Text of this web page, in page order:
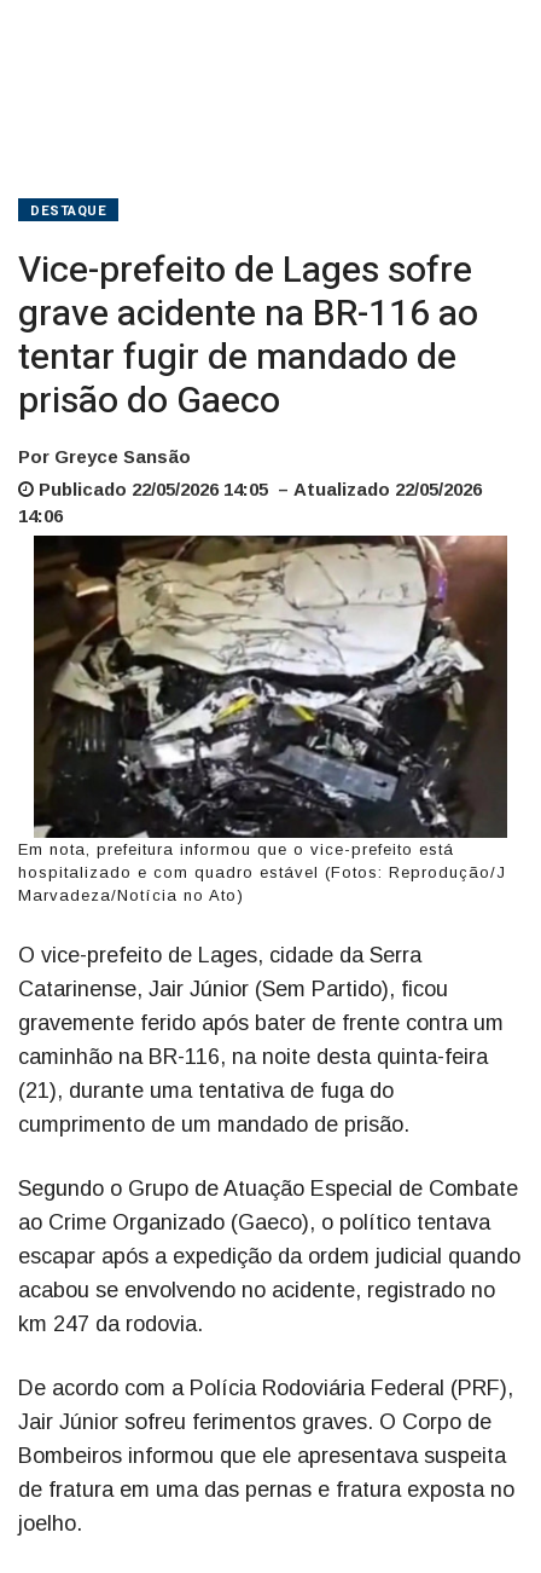
mandado
de
prisão
do
Gaeco
DESTAQUE
Vice-prefeito de Lages sofre
grave acidente na BR-116 ao
tentar fugir de mandado de
prisão do Gaeco
Por Greyce Sansão
Publicado 22/05/2026 14:05 – Atualizado 22/05/2026
14:06
Em nota, prefeitura informou que o vice-prefeito está
hospitalizado e com quadro estável (Fotos: Reprodução/J
Marvadeza/Notícia no Ato)
O vice-prefeito de Lages, cidade da Serra
Catarinense, Jair Júnior (Sem Partido), ficou
gravemente ferido após bater de frente contra um
caminhão na BR-116, na noite desta quinta-feira
(21), durante uma tentativa de fuga do
cumprimento de um mandado de prisão.
Segundo o Grupo de Atuação Especial de Combate
ao Crime Organizado (Gaeco), o político tentava
escapar após a expedição da ordem judicial quando
acabou se envolvendo no acidente, registrado no
km 247 da rodovia.
De acordo com a Polícia Rodoviária Federal (PRF),
Jair Júnior sofreu ferimentos graves. O Corpo de
Bombeiros informou que ele apresentava suspeita
de fratura em uma das pernas e fratura exposta no
joelho.